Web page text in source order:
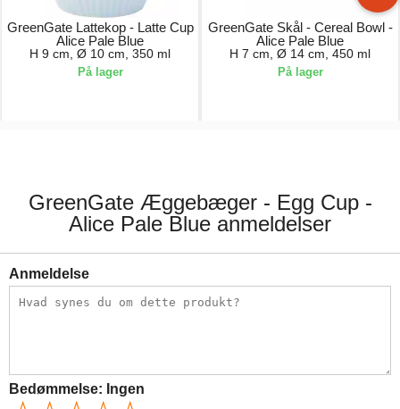
GreenGate Lattekop - Latte Cup
Alice Pale Blue
H 9 cm, Ø 10 cm, 350 ml
På lager
GreenGate Skål - Cereal Bowl -
Alice Pale Blue
H 7 cm, Ø 14 cm, 450 ml
På lager
GreenGate Æggebæger - Egg Cup -
Alice Pale Blue anmeldelser
Anmeldelse
Bedømmelse: Ingen